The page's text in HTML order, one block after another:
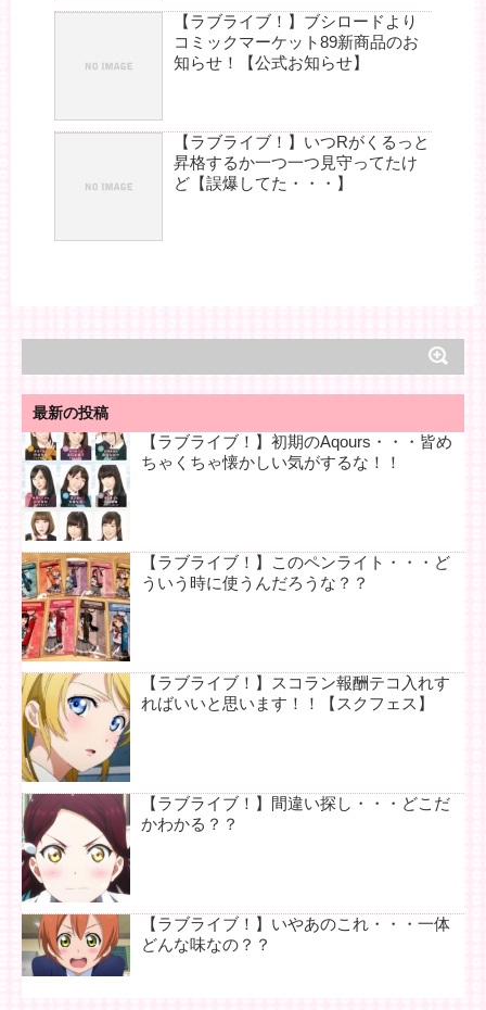
【ラブライブ！】ブシロードより
コミックマーケット89新商品のお
知らせ！【公式お知らせ】
【ラブライブ！】いつRがくるっと
昇格するか一つ一つ見守ってたけ
ど【誤爆してた・・・】
最新の投稿
【ラブライブ！】初期のAqours・・・皆め
ちゃくちゃ懐かしい気がするな！！
【ラブライブ！】このペンライト・・・ど
ういう時に使うんだろうな？？
【ラブライブ！】スコラン報酬テコ入れす
ればいいと思います！！【スクフェス】
【ラブライブ！】間違い探し・・・どこだ
かわかる？？
【ラブライブ！】いやあのこれ・・・一体
どんな味なの？？